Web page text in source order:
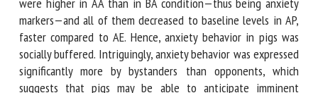
conflict (aggressor, aggression’s recipient, bystander). All
activities were higher in AA than in BA condition—thus
being anxiety markers—and all of them decreased to
baseline levels in AP, faster compared to AE. Hence, anxiety
behavior in pigs was socially buffered. Intriguingly, anxiety